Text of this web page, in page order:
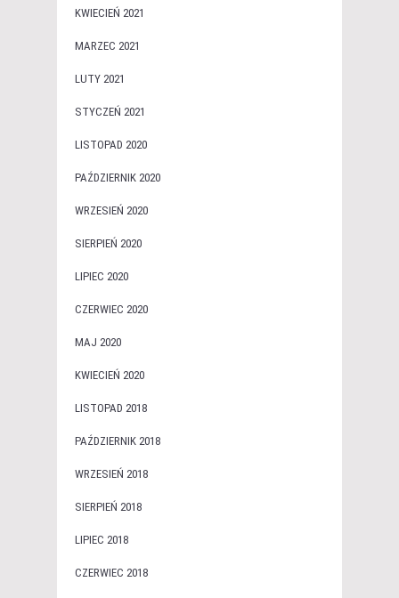
KWIECIEŃ 2021
MARZEC 2021
LUTY 2021
STYCZEŃ 2021
LISTOPAD 2020
PAŹDZIERNIK 2020
WRZESIEŃ 2020
SIERPIEŃ 2020
LIPIEC 2020
CZERWIEC 2020
MAJ 2020
KWIECIEŃ 2020
LISTOPAD 2018
PAŹDZIERNIK 2018
WRZESIEŃ 2018
SIERPIEŃ 2018
LIPIEC 2018
CZERWIEC 2018